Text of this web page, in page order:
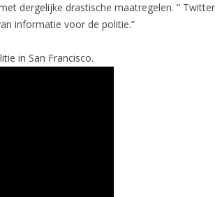
dergelijke drastische maatregelen. ”
informatie voor de politie.”
in San Francisco.